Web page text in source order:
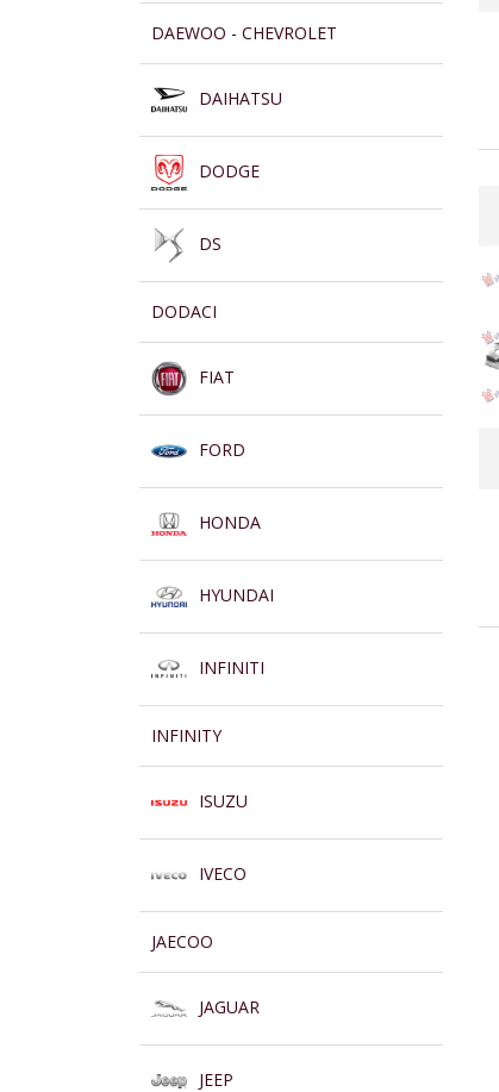
DAEWOO - CHEVROLET
DAIHATSU
DODGE
DS
DODACI
FIAT
FORD
HONDA
HYUNDAI
INFINITI
INFINITY
ISUZU
IVECO
JAECOO
JAGUAR
JEEP